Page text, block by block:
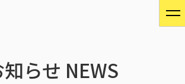
知らせ NEWS